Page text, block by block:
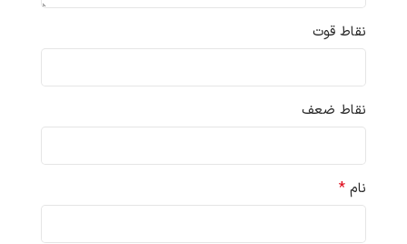
نقاط قوت
نقاط ضعف
نام *